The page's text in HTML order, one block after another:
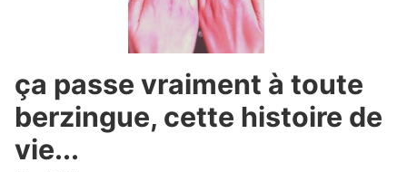
ça passe vraiment à toute
berzingue, cette histoire de
vie...